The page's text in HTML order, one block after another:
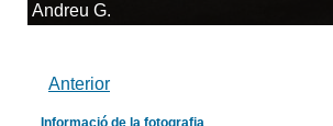
Andreu G.
Anterior
Informació de la fotografia